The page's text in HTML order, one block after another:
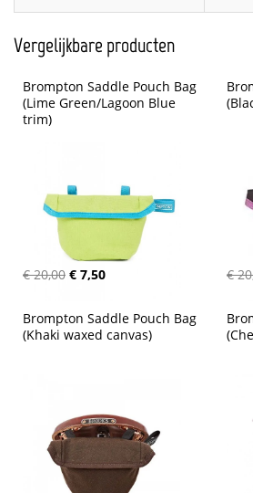
Vergelijkbare producten
Brompton Saddle Pouch Bag
(Lime Green/Lagoon Blue
trim)
€ 20,00 € 7,50 €
Brompton Saddle Pouch Bag
(Khaki waxed canvas)